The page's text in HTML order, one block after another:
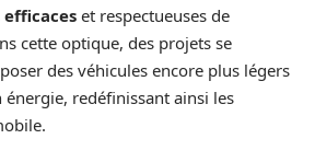
efficaces et respectueuses de
cette optique, des projets se
des véhicules encore plus légers
redéfinissant ainsi les